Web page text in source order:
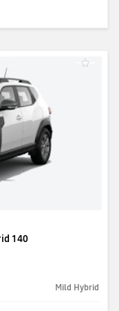
140
Mild Hybrid